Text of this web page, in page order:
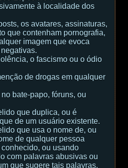
à localidade dos
os avatares, assinaturas,
que contenham pornografia,
imagem que evoca
o fascismo ou o ódio
de drogas em qualquer
bate-papo, fóruns, ou
que duplica, ou é
de um usuário existente.
que usa o nome de, ou
de qualquer pessoa
ou usando
com palavras abusivas ou
que sugere tais palavras.